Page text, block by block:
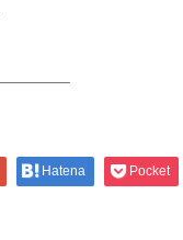
Hatena Pocket